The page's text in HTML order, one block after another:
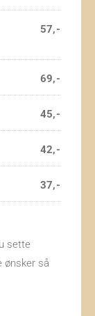
57,-
69,-
45,-
42,-
37,-
sette
ønsker så